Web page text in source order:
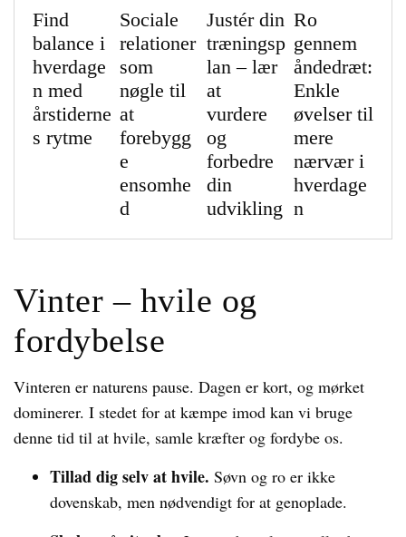
Find
balance i
hverdage
n med
årstiderne
s rytme
Sociale
relationer
som
nøgle til
at
forebygg
e
ensomhe
d
Justér din
træningsp
lan – lær
at
vurdere
og
forbedre
din
udvikling
Ro
gennem
åndedræt:
Enkle
øvelser til
mere
nærvær i
hverdage
n
Vinter – hvile og
fordybelse
Vinteren er naturens pause. Dagen er kort, og mørket
dominerer. I stedet for at kæmpe imod kan vi bruge
denne tid til at hvile, samle kræfter og fordybe os.
Tillad dig selv at hvile. Søvn og ro er ikke
dovenskab, men nødvendigt for at genoplade.